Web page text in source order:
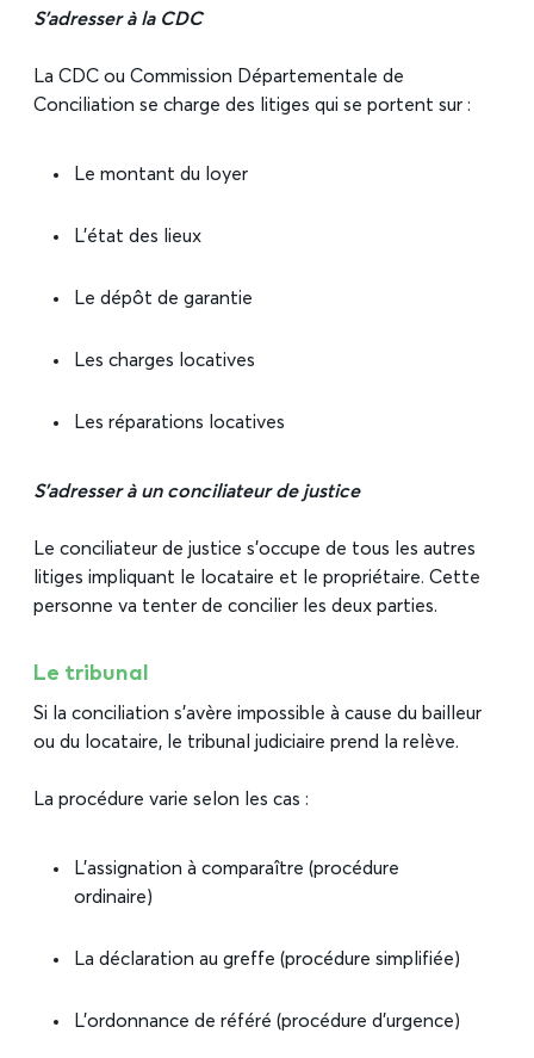
S’adresser à la CDC
La CDC ou Commission Départementale de
Conciliation se charge des litiges qui se portent sur :
Le montant du loyer
L’état des lieux
Le dépôt de garantie
Les charges locatives
Les réparations locatives
S’adresser à un conciliateur de justice
Le conciliateur de justice s’occupe de tous les autres
litiges impliquant le locataire et le propriétaire. Cette
personne va tenter de concilier les deux parties.
Le tribunal
Si la conciliation s’avère impossible à cause du bailleur
ou du locataire, le tribunal judiciaire prend la relève.
La procédure varie selon les cas :
L’assignation à comparaître (procédure
ordinaire)
La déclaration au greffe (procédure simplifiée)
L’ordonnance de référé (procédure d’urgence)